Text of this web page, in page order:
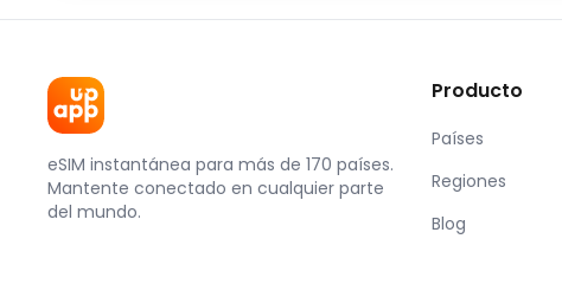
eSIM instantánea para más de 170 países.
Mantente conectado en cualquier parte
del mundo.
Producto
Países
Regiones
Blog